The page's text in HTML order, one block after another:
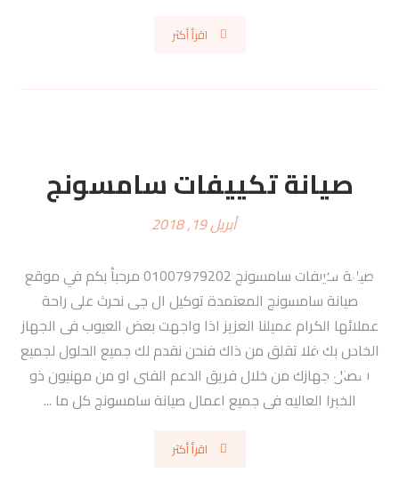
اقرأ أكثر
صيانة تكييفات سامسونج
أبريل 19, 2018
صيانة تكييفات سامسونج 01007979202 مرحبأ بكم في موقع
صيانة سامسونج المعتمدة توكيل ال جى نحرث على راحة
عملائها الكرام عميلنا العزيز اذا واجهت بعض العيوب فى الجهاز
الخاص بك فلا تقلق من ذاك فنحن نقدم لك جميع الحلول لجميع
اعطال جهازك من خلال فريق الدعم الفنى او من مهنيون ذو
الخبرا العاليه فى جميع اعمال صيانة سامسونج كل ما ...
اقرأ أكثر